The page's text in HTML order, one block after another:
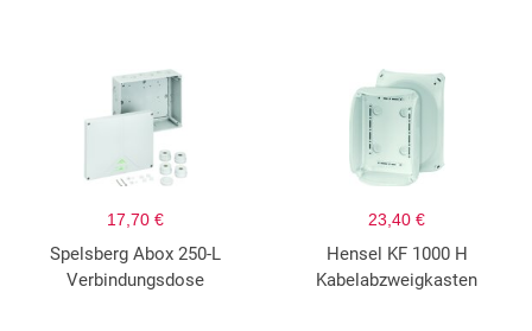
17,70 €
Spelsberg Abox 250-L
Verbindungsdose
23,40 €
Hensel KF 1000 H
Kabelabzweigkasten